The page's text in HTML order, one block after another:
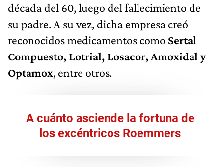
década del 60, luego del fallecimiento de
su padre. A su vez, dicha empresa creó
reconocidos medicamentos como Sertal
Compuesto, Lotrial, Losacor, Amoxidal y
Optamox, entre otros.
A cuánto asciende la fortuna de
los excéntricos Roemmers